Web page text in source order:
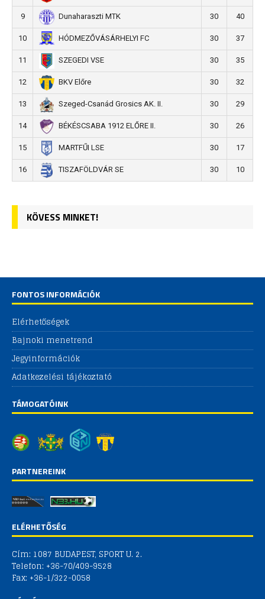
9 Dunaharaszti MTK 30 40
10 HÓDMEZŐVÁSÁRHELYI FC 30 37
11 SZEGEDI VSE 30 35
12 BKV Előre 30 32
13 Szeged-Csanád Grosics AK. II. 30 29
14 BÉKÉSCSABA 1912 ELŐRE II. 30 26
15 MARTFŰI LSE 30 17
16 TISZAFÖLDVÁR SE 30 10
KÖVESS MINKET!
FONTOS INFORMÁCIÓK
Elérhetőségek
Bajnoki menetrend
Jegyinformációk
Adatkezelési tájékoztató
TÁMOGATÓINK
PARTNEREINK
ELÉRHETŐSÉG
Cím: 1087 BUDAPEST, SPORT U. 2.
Telefon: +36-70/409-9528
Fax: +36-1/322-0058